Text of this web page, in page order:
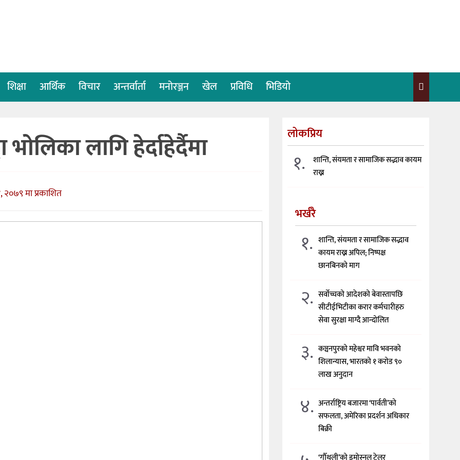
शिक्षा आर्थिक विचार अन्तर्वार्ता मनोरञ्जन खेल प्रविधि भिडियो
लागि हेर्दाहेर्दैमा
मा प्रकाशित
लोकप्रिय
१.
शान्ति, संयमता र सामाजिक सद्भाव कायम
राख्न
भर्खरै
१. शान्ति, संयमता र सामाजिक सद्भाव
कायम राख्न अपिल; निष्पक्ष
छानबिनको माग
२. सर्वोच्चको आदेशको बेवास्तापछि
सीटीईभिटीका करार कर्मचारीहरु
सेवा सुरक्षा माग्दै आन्दोलित
३. कञ्चनपुरको महेश्वर मावि भवनको
शिलान्यास, भारतको १ करोड ९०
लाख अनुदान
४. अन्तर्राष्ट्रिय बजारमा ‘पार्वती’को
सफलता, अमेरिका प्रदर्शन अधिकार
बिक्री